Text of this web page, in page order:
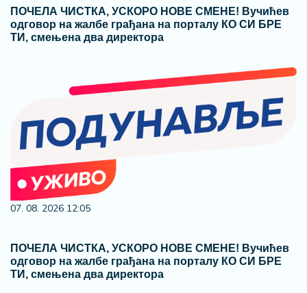
ПОЧЕЛА ЧИСТКА, УСКОРО НОВЕ СМЕНЕ! Вучићев
одговор на жалбе грађана на порталу КО СИ БРЕ
ТИ, смењена два директора
07. 08. 2026 12:05
ПОЧЕЛА ЧИСТКА, УСКОРО НОВЕ СМЕНЕ! Вучићев
одговор на жалбе грађана на порталу КО СИ БРЕ
ТИ, смењена два директора